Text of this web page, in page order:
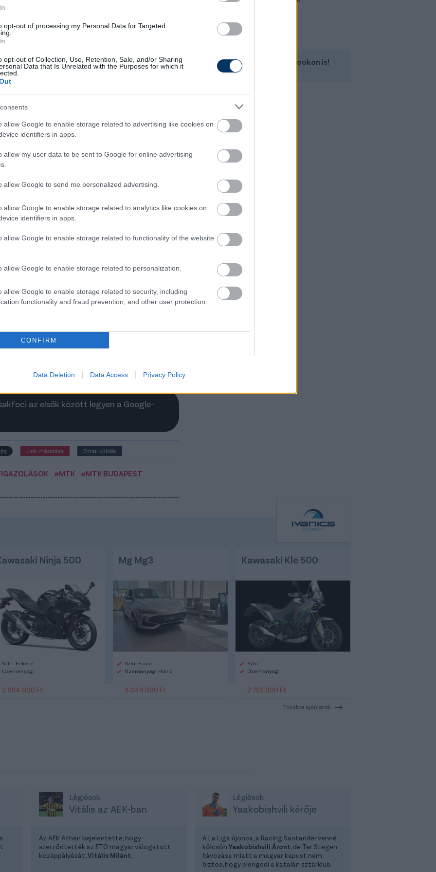
opt-out of processing my Personal Data for Targeted
opt-out of Collection, Use, Retention, Sale, and/or Sharing
Data that Is Unrelated with the Purposes for which it
allow Google to enable storage related to advertising like cookies on
identifiers in apps.
allow my user data to be sent to Google for online advertising
allow Google to send me personalized advertising.
allow Google to enable storage related to analytics like cookies on
identifiers in apps.
allow Google to enable storage related to functionality of the website
allow Google to enable storage related to personalization.
allow Google to enable storage related to security, including
functionality and fraud prevention, and other user protection.
CONFIRM
Data Deletion Data Access Privacy Policy
is bejelentett hétfőn az MTK Budapest:
szerződött a Hungária körútra.
Kazahsztánból igazolhat jól
Nektek. Cikkünk folyamatosan frissül.
vissza naponta többször is!
az elsők között legyen a Google-
Link másolása Email küldés
#MTK
#MTK BUDAPEST
Kövess minket a Facebookon is!
Ninja 500
Szín: Fekete
Üzemanyag:
2 694 000 Ft
Mg Mg3
Szín: Ezüst
Üzemanyag: Hibrid
8 049 000 Ft
Kawasaki Kle 500
Szín:
Üzemanyag:
2 753 000 Ft
További ajánlatok
Légiósok
Vitális az AEK-ban
Az AEK Athén bejelentette, hogy
szerződtették az ETO magyar válogatott
középpályását, Vitális Milánt.
Légiósok
Yaakobishvili kérője
A La Liga újonca, a Racing Santander venné
kölcsön Yaakobishvili Áront , de Ter Stegen
távozása miatt a magyar kapust nem
biztos, hogy elengedi a katalán sztárklub.